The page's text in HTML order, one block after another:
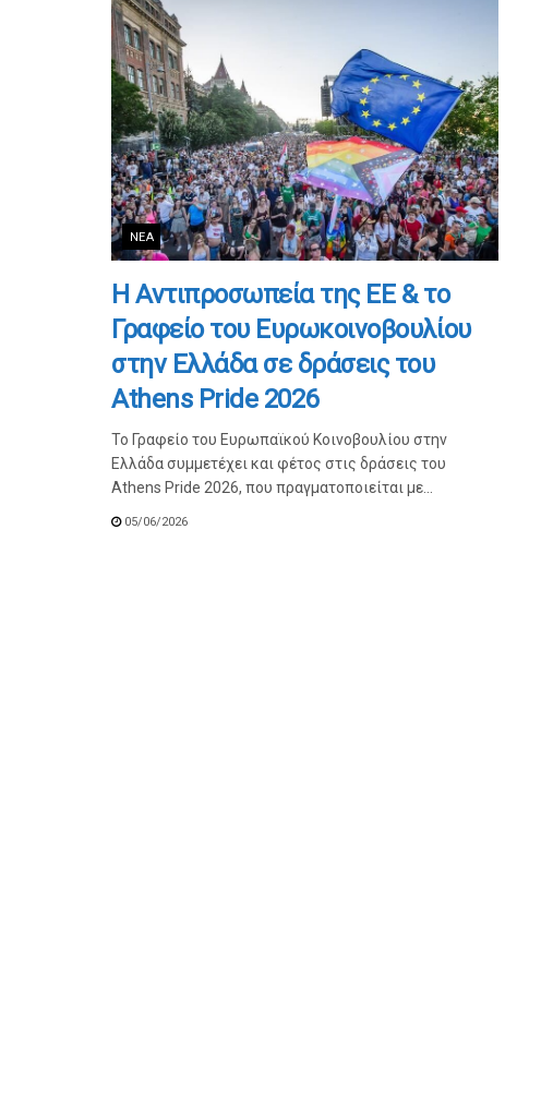
ΝΈΑ
Η Αντιπροσωπεία της ΕΕ & το
Γραφείο του Ευρωκοινοβουλίου
στην Ελλάδα σε δράσεις του
Athens Pride 2026
Το Γραφείο του Ευρωπαϊκού Κοινοβουλίου στην
Ελλάδα συμμετέχει και φέτος στις δράσεις του
Athens Pride 2026, που πραγματοποιείται με...
05/06/2026